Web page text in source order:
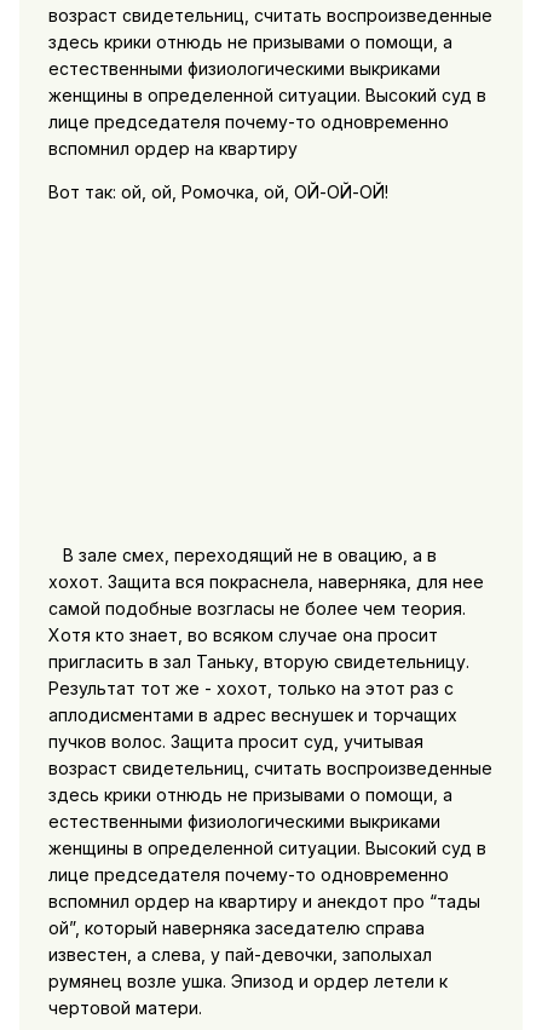
возраст свидетельниц, считать воспроизведенные
здесь крики отнюдь не призывами о помощи, а
естественными физиологическими выкриками
женщины в определенной ситуации. Высокий суд в
лице председателя почему-то одновременно
вспомнил ордер на квартиру
Вот так: ой, ой, Ромочка, ой, ОЙ-ОЙ-ОЙ!
В зале смех, переходящий не в овацию, а в
хохот. Защита вся покраснела, наверняка, для нее
самой подобные возгласы не более чем теория.
Хотя кто знает, во всяком случае она просит
пригласить в зал Таньку, вторую свидетельницу.
Результат тот же - хохот, только на этот раз с
аплодисментами в адрес веснушек и торчащих
пучков волос. Защита просит суд, учитывая
возраст свидетельниц, считать воспроизведенные
здесь крики отнюдь не призывами о помощи, а
естественными физиологическими выкриками
женщины в определенной ситуации. Высокий суд в
лице председателя почему-то одновременно
вспомнил ордер на квартиру и анекдот про “тады
ой”, который наверняка заседателю справа
известен, а слева, у пай-девочки, заполыхал
румянец возле ушка. Эпизод и ордер летели к
чертовой матери.